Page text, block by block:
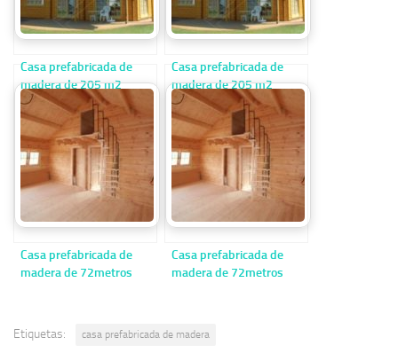
Casa prefabricada de
madera de 205 m2
Casa prefabricada de
madera de 205 m2
Casa prefabricada de
madera de 72metros
Casa prefabricada de
madera de 72metros
Etiquetas: casa prefabricada de madera